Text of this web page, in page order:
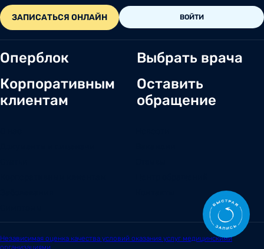
ЗАПИСАТЬСЯ ОНЛАЙН ВОЙТИ
Оперблок
Корпоративным
клиентам
Выбрать врача
Оставить
обращение
Независимая оценка качества условий оказания услуг медицинскими
организациями